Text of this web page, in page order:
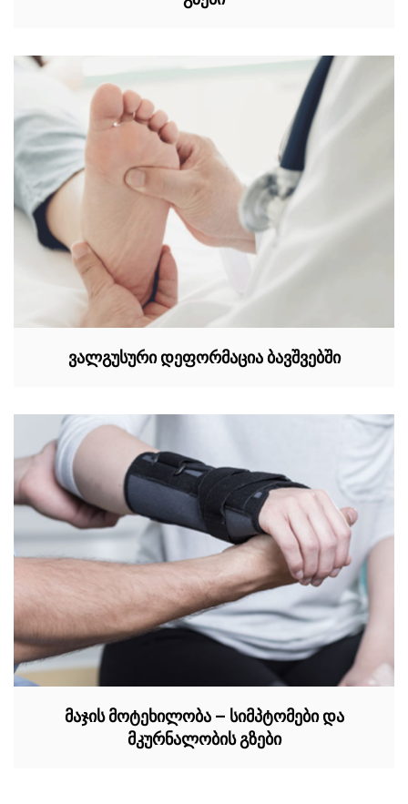
ვალგუსური დეფორმაცია ბავშვებში
მაჯის მოტეხილობა – სიმპტომები და
მკურნალობის გზები